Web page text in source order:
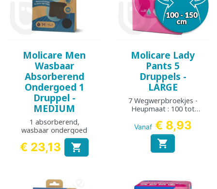
Molicare Men
Wasbaar
Absorberend
Ondergoed 1
Druppel -
MEDIUM
1 absorberend,
wasbaar ondergoed
Prijs
€ 23,13 
Molicare Lady
Pants 5
Druppels -
LARGE
7 Wegwerpbroekjes -
Heupmaat : 100 tot
Vanaf € 8,93
